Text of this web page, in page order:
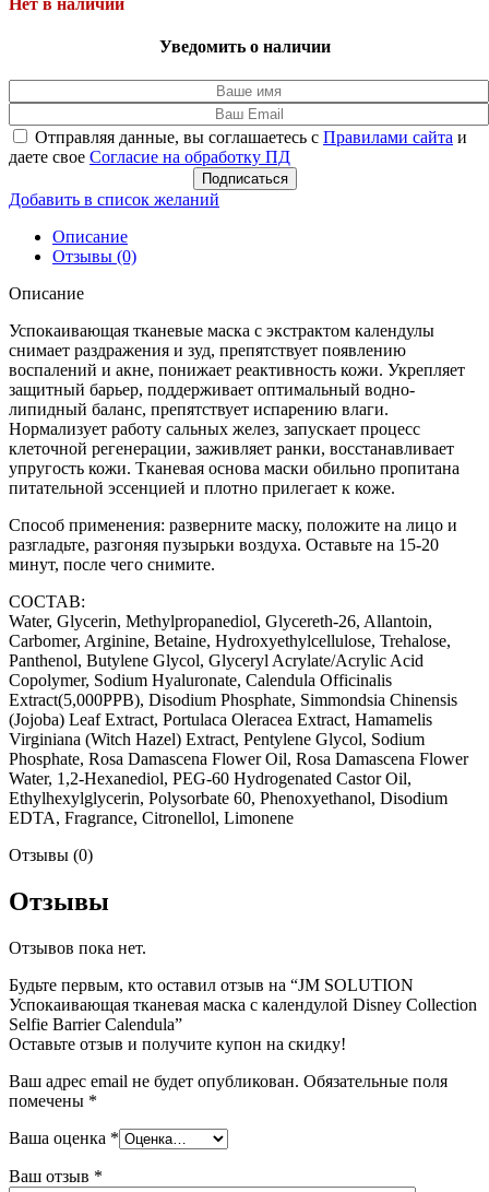
Уведомить о наличии
Отправляя данные, вы соглашаетесь с Правилами сайта и
даете свое Согласие на обработку ПД
Подписаться
Добавить в список желаний
Описание
Отзывы (0)
Описание
Успокаивающая тканевые маска с экстрактом календулы
снимает раздражения и зуд, препятствует появлению
воспалений и акне, понижает реактивность кожи. Укрепляет
защитный барьер, поддерживает оптимальный водно-
липидный баланс, препятствует испарению влаги.
Нормализует работу сальных желез, запускает процесс
клеточной регенерации, заживляет ранки, восстанавливает
упругость кожи. Тканевая основа маски обильно пропитана
питательной эссенцией и плотно прилегает к коже.
Способ применения: разверните маску, положите на лицо и
разгладьте, разгоняя пузырьки воздуха. Оставьте на 15-20
минут, после чего снимите.
СОСТАВ:
Water, Glycerin, Methylpropanediol, Glycereth-26, Allantoin,
Carbomer, Arginine, Betaine, Hydroxyethylcellulose, Trehalose,
Panthenol, Butylene Glycol, Glyceryl Acrylate/Acrylic Acid
Copolymer, Sodium Hyaluronate, Calendula Officinalis
Extract(5,000PPB), Disodium Phosphate, Simmondsia Chinensis
(Jojoba) Leaf Extract, Portulaca Oleracea Extract, Hamamelis
Virginiana (Witch Hazel) Extract, Pentylene Glycol, Sodium
Phosphate, Rosa Damascena Flower Oil, Rosa Damascena Flower
Water, 1,2-Hexanediol, PEG-60 Hydrogenated Castor Oil,
Ethylhexylglycerin, Polysorbate 60, Phenoxyethanol, Disodium
EDTA, Fragrance, Citronellol, Limonene
Отзывы (0)
Отзывы
Отзывов пока нет.
Будьте первым, кто оставил отзыв на “JM SOLUTION
Успокаивающая тканевая маска с календулой Disney Сollection
Selfie Barrier Calendula”
Оставьте отзыв и получите купон на скидку!
Ваш адрес email не будет опубликован. Обязательные поля
помечены *
Ваша оценка *
Ваш отзыв *